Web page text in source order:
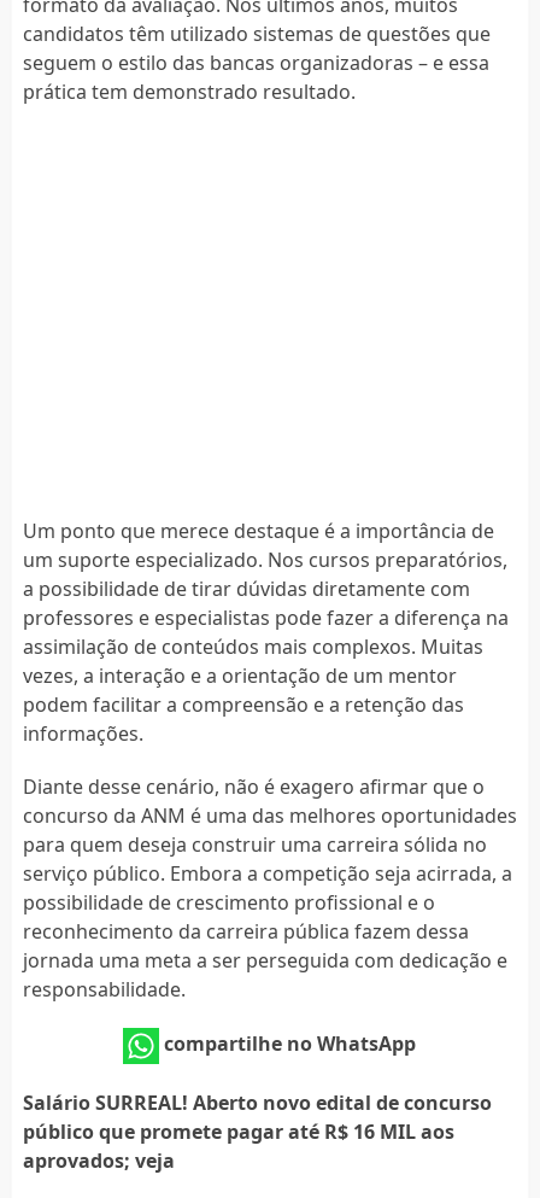
candidatos têm utilizado sistemas de questões que
seguem o estilo das bancas organizadoras – e essa
prática tem demonstrado resultado.
Um ponto que merece destaque é a importância de
um suporte especializado. Nos cursos preparatórios,
a possibilidade de tirar dúvidas diretamente com
professores e especialistas pode fazer a diferença na
assimilação de conteúdos mais complexos. Muitas
vezes, a interação e a orientação de um mentor
podem facilitar a compreensão e a retenção das
informações.
Diante desse cenário, não é exagero afirmar que o
concurso da ANM é uma das melhores oportunidades
para quem deseja construir uma carreira sólida no
serviço público. Embora a competição seja acirrada, a
possibilidade de crescimento profissional e o
reconhecimento da carreira pública fazem dessa
jornada uma meta a ser perseguida com dedicação e
responsabilidade.
compartilhe no WhatsApp
Salário SURREAL! Aberto novo edital de concurso
público que promete pagar até R$ 16 MIL aos
aprovados; veja